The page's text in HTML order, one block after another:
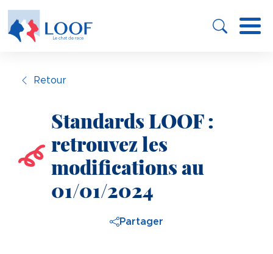
contenu
Retour
Standards LOOF :
retrouvez les
modifications au
01/01/2024
Partager